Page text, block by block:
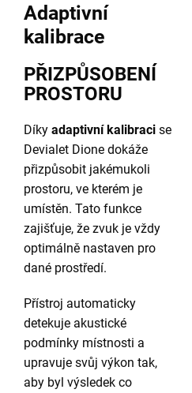
Adaptivní
kalibrace
PŘIZPŮSOBENÍ
PROSTORU
Díky adaptivní kalibraci se
Devialet Dione dokáže
přizpůsobit jakémukoli
prostoru, ve kterém je
umístěn. Tato funkce
zajišťuje, že zvuk je vždy
optimálně nastaven pro
dané prostředí.
Přístroj automaticky
detekuje akustické
podmínky místnosti a
upravuje svůj výkon tak,
aby byl výsledek co